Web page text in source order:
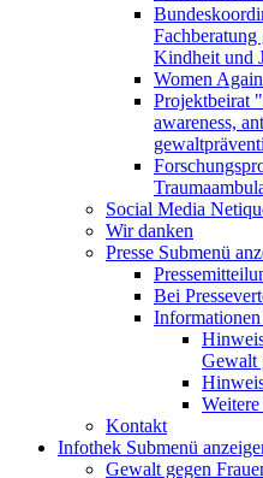
Kindheit und
Women
Projektbeirat
awareness,
Social Media
Wir danken
Presse Submenü
Bei
Gewalt
Kontakt
Infothek Submenü
Gewalt gegen